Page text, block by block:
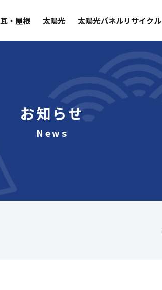
瓦・屋根 太陽光 太陽光パネルリサイクル
お知らせ